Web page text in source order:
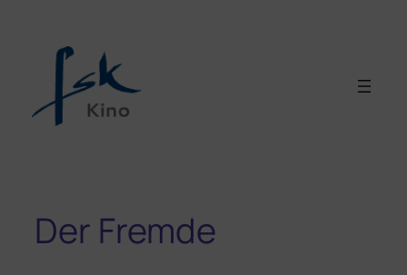
Der Fremde